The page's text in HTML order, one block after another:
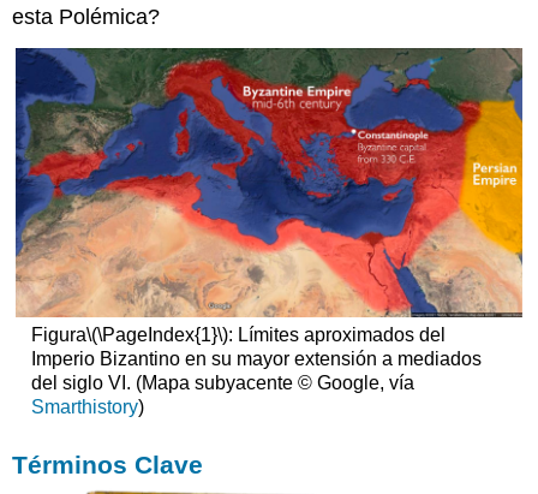
Cronología
eventos
Primeros
siglos
El
VII
La
primera
fase
de
la
iconoclasia:
720
—
787
Consejo
esta Polémica?
Figura\(\PageIndex{1}\): Límites aproximados del
Imperio Bizantino en su mayor extensión a mediados
del siglo VI. (Mapa subyacente © Google, vía
Smarthistory)
Términos Clave